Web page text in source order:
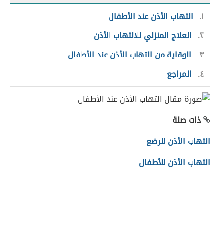
١
التهاب الأذن عند الأطفال
٢ العلاج المنزلي للالتهاب الأذن
٣
الوقاية من التهاب الأذن عند الأطفال
٤
المراجع
ذات صلة
التهاب الأذن للرضع
التهاب الأذن للأطفال